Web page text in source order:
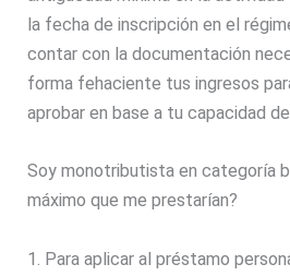
la fecha de inscripción en el
contar con la documentación
forma fehaciente tus ingresos
aprobar en base a tu capacidad
Soy monotributista en categoría
máximo que me prestarían?
1. Para aplicar al préstamo